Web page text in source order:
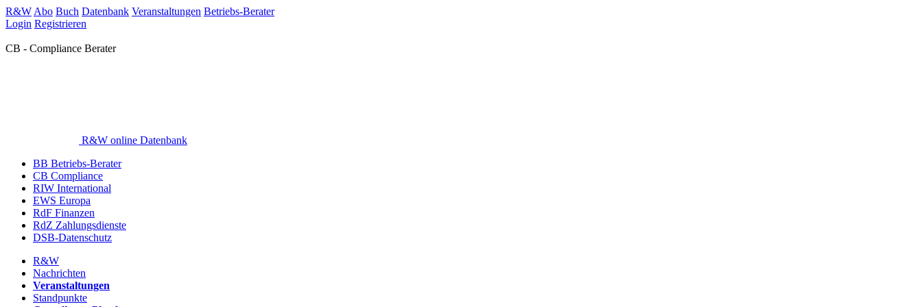
R&W Abo Buch Datenbank Veranstaltungen Betriebs-Berater
Login Registrieren
CB - Compliance Berater
R&W online Datenbank
BB Betriebs-Berater
CB Compliance
RIW International
EWS Europa
RdF Finanzen
RdZ Zahlungsdienste
DSB-Datenschutz
R&W
Nachrichten
Veranstaltungen
Standpunkte